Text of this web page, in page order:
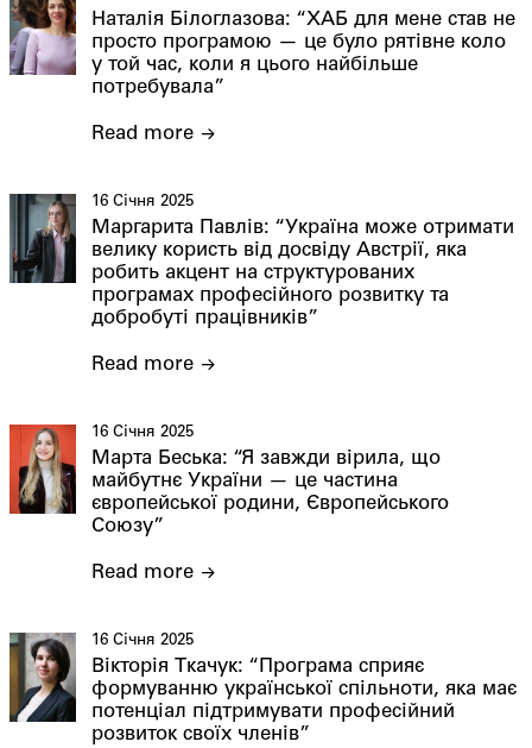
Наталія Білоглазова: “ХАБ для мене став не
просто програмою — це було рятівне коло
у той час, коли я цього найбільше
потребувала”
Read more
16 Січня 2025
Маргарита Павлів: “Україна може отримати
велику користь від досвіду Австрії, яка
робить акцент на структурованих
програмах професійного розвитку та
добробуті працівників”
Read more
16 Січня 2025
Марта Беська: “Я завжди вірила, що
майбутнє України — це частина
європейської родини, Європейського
Союзу”
Read more
16 Січня 2025
Вікторія Ткачук: “Програма сприяє
формуванню української спільноти, яка має
потенціал підтримувати професійний
розвиток своїх членів”